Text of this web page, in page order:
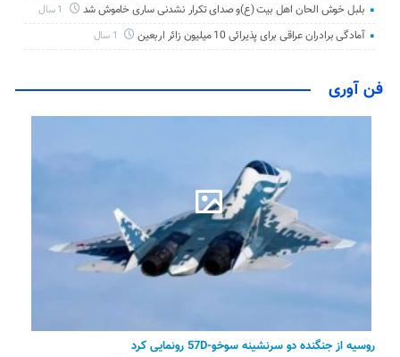
بلبل خوش الحان اهل بیت (ع)و صدای تکرار نشدنی ساری خاموش شد
آمادگی برادران عراقی برای پذیرائی 10 میلیون زائر اربعین
فن آوری
روسیه از جنگنده دو سرنشینه سوخو-57D رونمایی کرد